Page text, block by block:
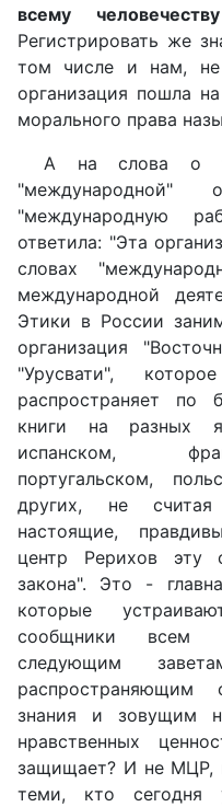
всему
Регистрировать же
том числе и нам,
организация пошла
морального права
А на слова о
"международной"
"международную
ответила: "Эта
словах
международной
Этики в России
организация
"Урусвати",
распространяет по
книги на разных
испанском,
португальском,
других, не
настоящие,
центр Рерихов эту
закона". Это -
которые
сообщники всем
следующим
распространяющим
знания и зовущим
нравственных
защищает? И не МЦР,
теми, кто сегодня